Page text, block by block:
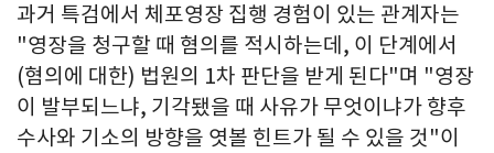
과거 특검에서 체포영장 집행 경험이 있는 관계자는
"영장을 청구할 때 혐의를 적시하는데, 이 단계에서
(혐의에 대한) 법원의 1차 판단을 받게 된다"며 "영장
이 발부되느냐, 기각됐을 때 사유가 무엇이냐가 향후
수사와 기소의 방향을 엿볼 힌트가 될 수 있을 것"이